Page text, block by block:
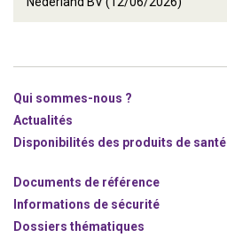
Qui sommes-nous ?
Actualités
Disponibilités des produits de santé
Documents de référence
Informations de sécurité
Dossiers thématiques